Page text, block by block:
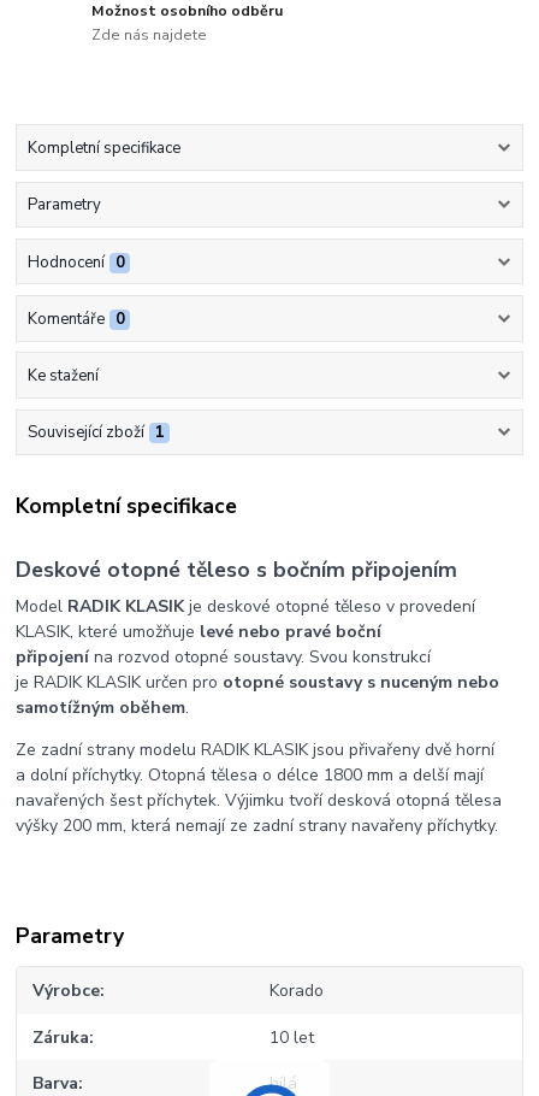
Možnost osobního odběru
Zde nás najdete
Kompletní specifikace
Parametry
Hodnocení 0
Komentáře 0
Ke stažení
Související zboží 1
Kompletní specifikace
Deskové otopné těleso s bočním připojením
Model RADIK KLASIKje deskové otopné těleso v provedení
KLASIK, které umožňuje levé nebo pravé boční
připojenína rozvod otopné soustavy. Svou konstrukcí
je RADIK KLASIK určen pro otopné soustavy s nuceným nebo
samotížným oběhem.
Ze zadní strany modelu RADIK KLASIK jsou přivařeny dvě horní
a dolní příchytky. Otopná tělesa o délce 1800 mm a delší mají
navařených šest příchytek. Výjimku tvoří desková otopná tělesa
výšky 200 mm, která nemají ze zadní strany navařeny příchytky.
Parametry
Výrobce Korado
Záruka 10 let
Barva bílá